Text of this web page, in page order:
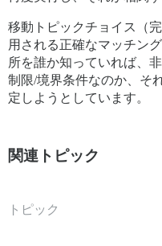
移動トピックチョイス（
用される正確なマッチン
所を誰か知っていれば、
制限/境界条件なのか、そ
定しようとしています。
関連トピック
トピック